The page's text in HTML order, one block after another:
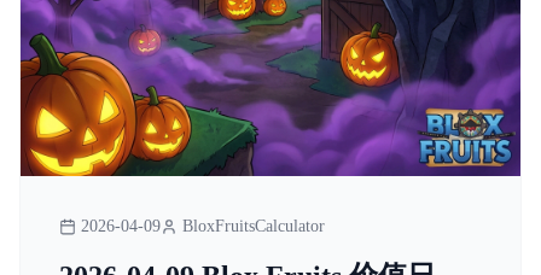
2026-04-09 BloxFruitsCalculator